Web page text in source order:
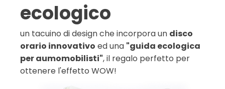
ecologico
un tacuino di design che incorpora un disco
orario innovativo ed una "guida ecologica
per aumomobilisti", il regalo perfetto per
ottenere l'effetto WOW!